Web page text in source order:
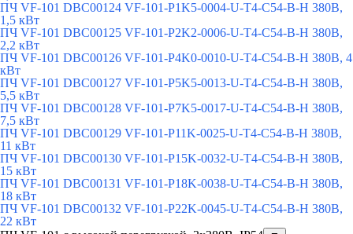
ПЧ VF-101 DBC00124 VF-101-P1K5-0004-U-T4-C54-B-H 380В,
1,5 кВт
ПЧ VF-101 DBC00125 VF-101-P2K2-0006-U-T4-C54-B-H 380В,
2,2 кВт
ПЧ VF-101 DBC00126 VF-101-P4K0-0010-U-T4-C54-B-H 380В, 4
кВт
ПЧ VF-101 DBC00127 VF-101-P5K5-0013-U-T4-C54-B-H 380В,
5,5 кВт
ПЧ VF-101 DBC00128 VF-101-P7K5-0017-U-T4-C54-B-H 380В,
7,5 кВт
ПЧ VF-101 DBC00129 VF-101-P11K-0025-U-T4-C54-B-H 380В,
11 кВт
ПЧ VF-101 DBC00130 VF-101-P15K-0032-U-T4-C54-B-H 380В,
15 кВт
ПЧ VF-101 DBC00131 VF-101-P18K-0038-U-T4-C54-B-H 380В,
18 кВт
ПЧ VF-101 DBC00132 VF-101-P22K-0045-U-T4-C54-B-H 380В,
22 кВт